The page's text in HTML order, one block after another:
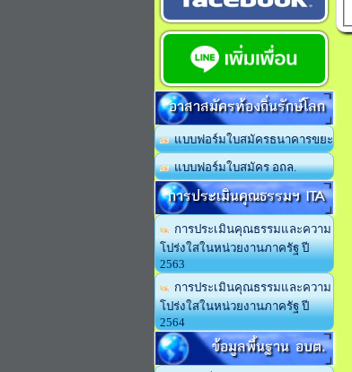
อาสาสมัครท้องถิ่นรักษ์โลก
แบบฟอร์มใบสมัครธนาคารขยะ
แบบฟอร์มใบสมัคร อถล.
การประเมินคุณธรรมฯ ITA
การประเมินคุณธรรมและความ
โปร่งใสในหน่วยงานภาครัฐ ปี
2563
การประเมินคุณธรรมและความ
โปร่งใสในหน่วยงานภาครัฐ ปี
2564
ข้อมูลพื้นฐาน อบต.